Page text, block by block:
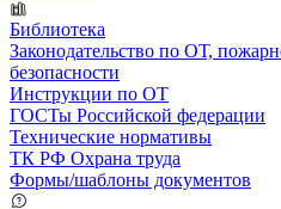
Библиотека
Законодательство по ОТ,
безопасности
Инструкции по ОТ
ГОСТы Российской федерации
Технические нормативы
ТК РФ Охрана труда
Формы/шаблоны документов